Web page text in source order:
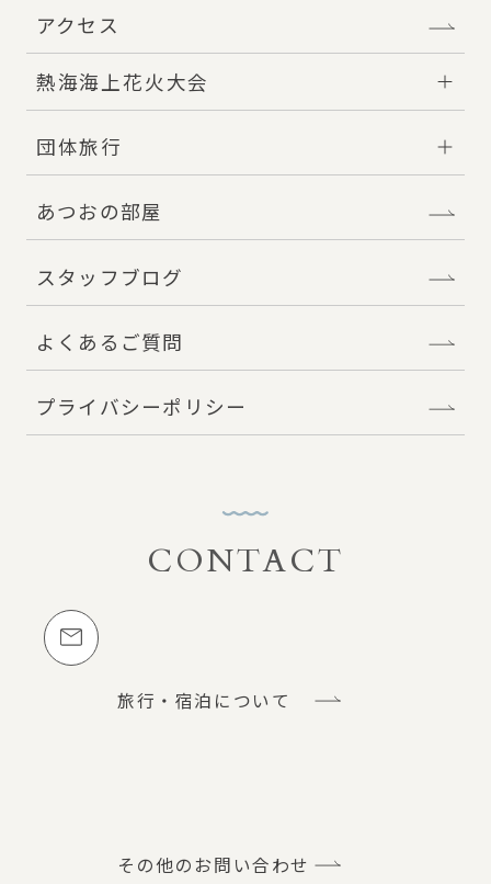
アクセス
熱海海上花火大会
団体旅行
あつおの部屋
スタッフブログ
よくあるご質問
プライバシーポリシー
お問い合わせCONTACT
メールでのお問い合わせ
旅行・宿泊について
その他のお問い合わせ